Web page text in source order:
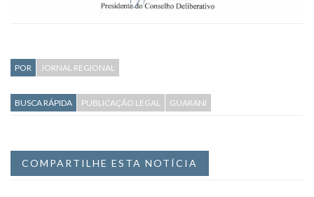
POR JORNAL REGIONAL
BUSCA RÁPIDA PUBLICAÇÃO LEGAL GUARANI
COMPARTILHE ESTA NOTÍCIA